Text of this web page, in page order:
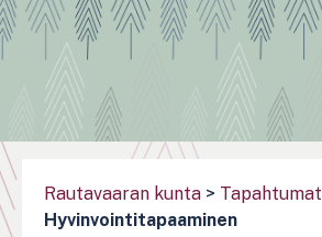
Rautavaaran kunta > Tapahtumat
Hyvinvointitapaaminen